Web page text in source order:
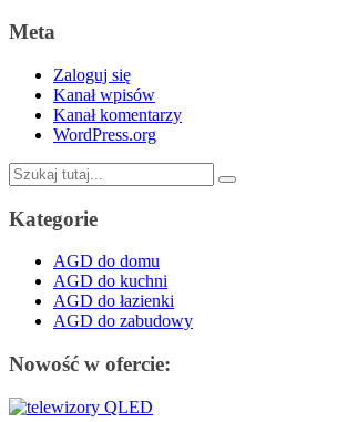
Meta
Zaloguj się
Kanał wpisów
Kanał komentarzy
WordPress.org
Szukaj:
Kategorie
AGD do domu
AGD do kuchni
AGD do łazienki
AGD do zabudowy
Nowość w ofercie: